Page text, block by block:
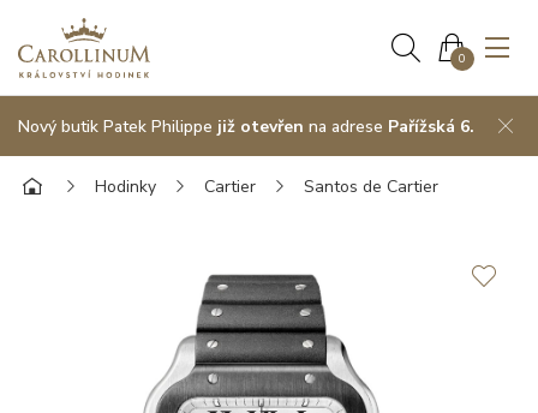
0
Nový butik Patek Philippe již otevřen na adrese Pařížská 6.
Hodinky Cartier Santos de Cartier